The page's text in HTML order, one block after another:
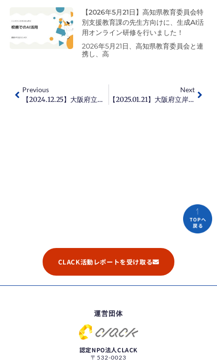
【2026年5月21日】高知県教育委員会特
別支援教育課の先生方向けに、生成AI活
用オンライン研修を行いました！
2026年5月21日、高知県教育委員会と連
携し、高
Previous
【2024.12.25】大阪府立寝屋川支援学校にて、支援学校の校務におけるAI活用について研修を行いました！
Next
【2025.01.21】大阪府立岸和田支援学校にて校務におけるAI研修を行いました！
CLACK活動レポートを受け取る
運営団体
認定NPO法人CLACK
〒532-0023